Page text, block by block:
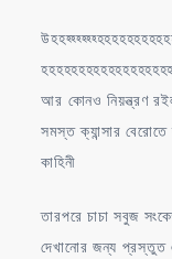
আর কোনও নিয়ন্ত্রণ
সমস্ত ক্যান্সার
কাহিনী
তারপরে চাচা সবুজ
দেখানোর জন্য প্রস্তুত